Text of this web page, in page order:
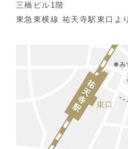
三橋ビル1階
東急東横線 祐天寺駅東口よ